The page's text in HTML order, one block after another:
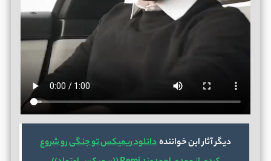
دیگر آثار این خوانندهدانلود ریمیکس تو جنگی رو شروع